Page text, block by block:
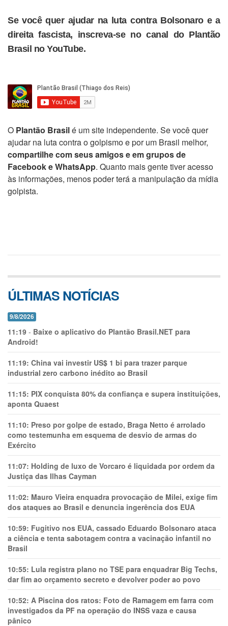
Se você quer ajudar na luta contra Bolsonaro e a
direita fascista, inscreva-se no canal do Plantão
Brasil no YouTube.
O Plantão Brasilé um site independente. Se você quer
ajudar na luta contra o golpismo e por um Brasil melhor,
compartilhe com seus amigos e em grupos de
Facebook e WhatsApp. Quanto mais gente tiver acesso
às informações, menos poder terá a manipulação da mídia
golpista.
ÚLTIMAS NOTÍCIAS
9/8/2026
11:19 - Baixe o aplicativo do Plantão Brasil.NET para
Android!
11:19: China vai investir US$ 1 bi para trazer parque
industrial zero carbono inédito ao Brasil
11:15: PIX conquista 80% da confiança e supera instituições,
aponta Quaest
11:10: Preso por golpe de estado, Braga Netto é arrolado
como testemunha em esquema de desvio de armas do
Exército
11:07: Holding de luxo de Vorcaro é liquidada por ordem da
Justiça das Ilhas Cayman
11:02: Mauro Vieira enquadra provocação de Milei, exige fim
dos ataques ao Brasil e denuncia ingerência dos EUA
10:59: Fugitivo nos EUA, cassado Eduardo Bolsonaro ataca
a ciência e tenta sabotagem contra a vacinação infantil no
Brasil
10:55: Lula registra plano no TSE para enquadrar Big Techs,
dar fim ao orçamento secreto e devolver poder ao povo
10:52: A Piscina dos ratos: Foto de Ramagem em farra com
investigados da PF na operação do INSS vaza e causa
pânico